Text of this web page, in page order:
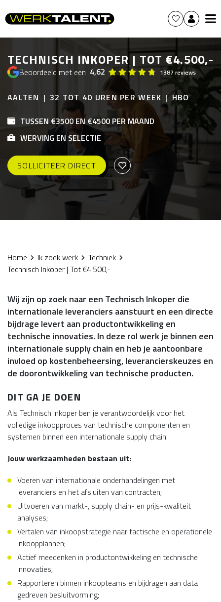
TECHNISCH INKOPER | TOT €4.500,-
Beoordeeld met een 4,62 1387 reviews
AALTEN 32 TOT 40 UREN PER WEEK
HBO
TUSSEN €3500 EN €4500 PER MAAND
WERVING EN SELECTIE
SOLLICITEER DIRECT
Home Ik zoek werk
Techniek
Technisch Inkoper | Tot €4.500,-
Wij zijn op zoek naar een Technisch Inkoper die
internationale leveranciers aanstuurt en een directe
bijdrage levert aan productontwikkeling en
technische innovaties. In deze rol werk je binnen een
internationale supply chain en heb je aantoonbare
invloed op kostenbeheersing, leverancierskeuzes en
de doorontwikkeling van technische producten.
DIT GA JE DOEN
Als Technisch Inkoper ben je verantwoordelijk voor het
volledige inkoopproces van technische componenten en
systemen binnen een internationale supply chain.
Jouw werkzaamheden bestaan uit:
Voeren van internationale onderhandelingen met
leveranciers en het afsluiten van contracten;
Uitvoeren van markt-, supply chain- en prijs-kwaliteit
analyses;
Vertalen van inkoopstrategie naar tactische en operationele
inkoopplannen;
Actief meedenken in productontwikkeling en technische
innovaties;
Rapporteren binnen inkoopteams en bijdragen aan data
gedreven besluitvorming;